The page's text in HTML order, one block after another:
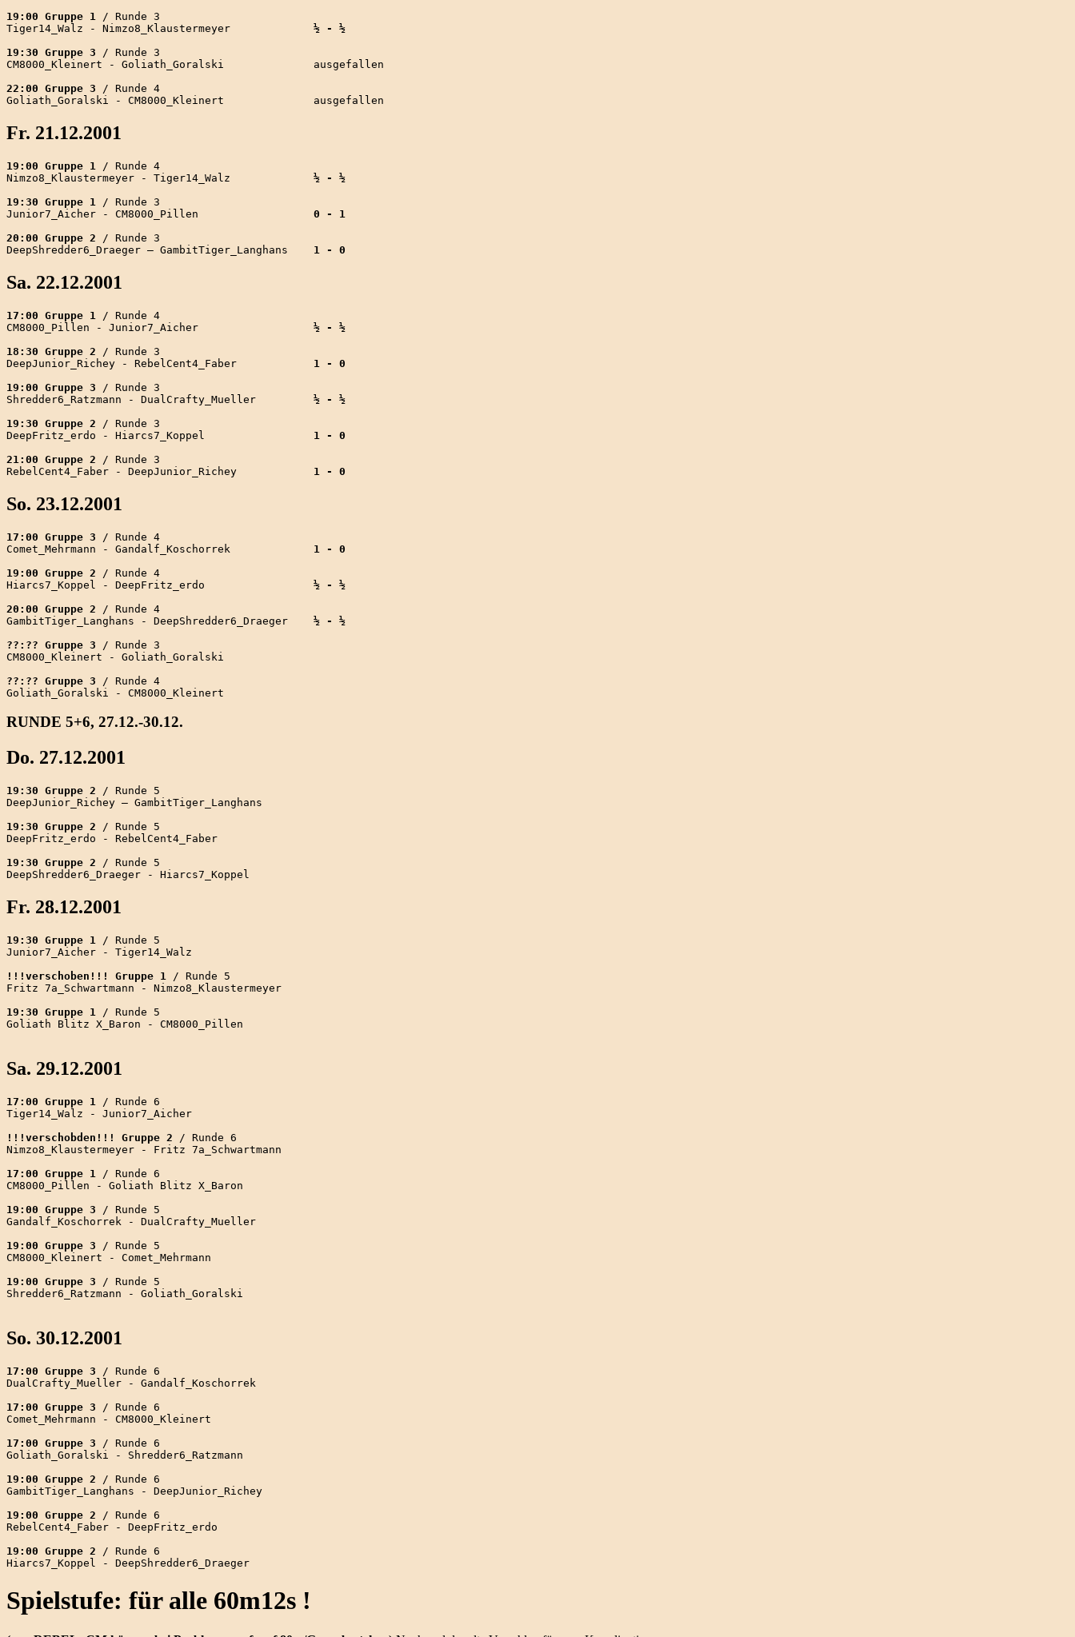
19:00 Gruppe 1 / Runde 3
Tiger14_Walz - Nimzo8_Klaustermeyer ½ - ½
19:30 Gruppe 3 / Runde 3
CM8000_Kleinert - Goliath_Goralski              ausgefallen
22:00 Gruppe 3 / Runde 4
Fr. 21.12.2001
19:00 Gruppe 1 / Runde 4
Nimzo8_Klaustermeyer - Tiger14_Walz ½ - ½
19:30 Gruppe 1 / Runde 3
Junior7_Aicher - CM8000_Pillen 0 - 1
20:00 Gruppe 2 / Runde 3
DeepShredder6_Draeger – GambitTiger_Langhans 1 - 0
Sa. 22.12.2001
17:00 Gruppe 1
/ Runde 4
CM8000_Pillen - Junior7_Aicher ½ - ½
18:30 Gruppe 2 / Runde 3
DeepJunior_Richey - RebelCent4_Faber 1 - 0
19:00 Gruppe 3 / Runde 3
Shredder6_Ratzmann - DualCrafty_Mueller ½ - ½
19:30 Gruppe 2 / Runde 3
DeepFritz_erdo - Hiarcs7_Koppel 1 - 0
21:00 Gruppe 2 / Runde 3
RebelCent4_Faber - DeepJunior_Richey 1 - 0
So. 23.12.2001
17:00 Gruppe 3 / Runde 4
Comet_Mehrmann - Gandalf_Koschorrek 1 - 0
19:00 Gruppe 2 / Runde 4
Hiarcs7_Koppel - DeepFritz_erdo ½ - ½
20:00 Gruppe 2 / Runde 4
GambitTiger_Langhans - DeepShredder6_Draeger ½ - ½
??:?? Gruppe 3 / Runde 3
CM8000_Kleinert - Goliath_Goralski
??:?? Gruppe 3 / Runde 4
RUNDE 5+6, 27.12.-30.12.
Do. 27.12.2001
19:30 Gruppe 2 / Runde 5
DeepJunior_Richey – GambitTiger_Langhans
19:30 Gruppe 2 / Runde 5
DeepFritz_erdo - RebelCent4_Faber
19:30 Gruppe 2 / Runde 5
Fr. 28.12.2001
19:30 Gruppe 1 / Runde 5
Junior7_Aicher - Tiger14_Walz
!!!verschoben!!! Gruppe 1 / Runde 5
Fritz 7a_Schwartmann - Nimzo8_Klaustermeyer
19:30 Gruppe 1 / Runde 5
Goliath Blitz X_Baron - CM8000_Pillen
Sa. 29.12.2001
17:00 Gruppe 1
/ Runde 6
Tiger14_Walz - Junior7_Aicher
!!!verschobden!!! Gruppe 2 / Runde 6
Nimzo8_Klaustermeyer - Fritz 7a_Schwartmann
17:00 Gruppe 1
/ Runde 6
CM8000_Pillen - Goliath Blitz X_Baron
19:00 Gruppe 3 / Runde 5
Gandalf_Koschorrek - DualCrafty_Mueller
19:00 Gruppe 3 / Runde 5
CM8000_Kleinert - Comet_Mehrmann
19:00 Gruppe 3 / Runde 5
Shredder6_Ratzmann - Goliath_Goralski
So. 30.12.2001
17:00 Gruppe 3 / Runde 6
DualCrafty_Mueller - Gandalf_Koschorrek
17:00 Gruppe 3 / Runde 6
Comet_Mehrmann - CM8000_Kleinert
17:00 Gruppe 3 / Runde 6
Goliath_Goralski - Shredder6_Ratzmann
19:00 Gruppe 2 / Runde 6
GambitTiger_Langhans - DeepJunior_Richey
19:00 Gruppe 2 / Runde 6
RebelCent4_Faber - DeepFritz_erdo
19:00 Gruppe 2 / Runde 6
Spielstufe: für alle 60m12s !